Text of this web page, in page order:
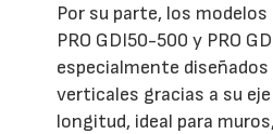
Por su parte, los modelos
PRO GDI50-500 y PRO
especialmente
verticales gracias a su
longitud, ideal para